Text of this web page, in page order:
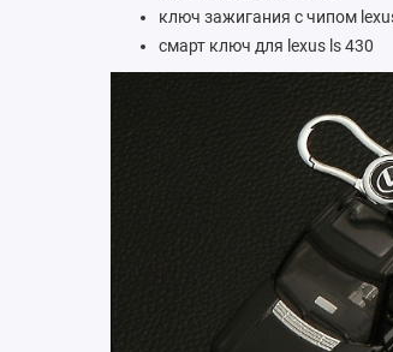
ключ зажигания с чипом
смарт ключ для lexus ls 430